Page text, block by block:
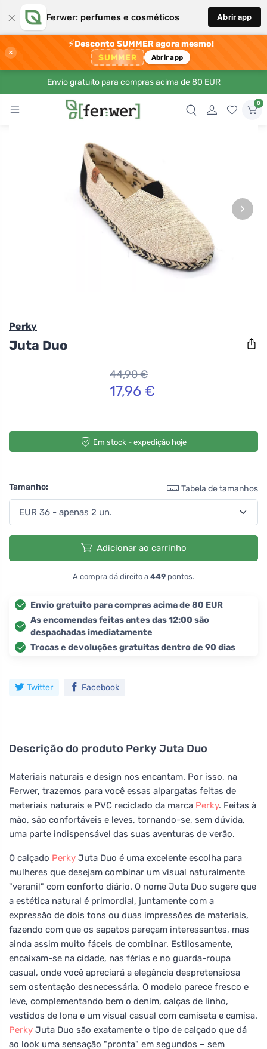
× Ferwer: perfumes e cosméticos Abrir app
×
⚡Desconto SUMMER agora mesmo!
SUMMER Abrir app
Envio gratuito para compras acima de 80 EUR
0
›
Descrição do produto Perky Juta Duo
Materiais naturais e design nos encantam. Por isso, na
Ferwer, trazemos para você essas alpargatas feitas de
materiais naturais e PVC reciclado da marca Perky. Feitas à
mão, são confortáveis e leves, tornando-se, sem dúvida,
uma parte indispensável das suas aventuras de verão.
O calçado Perky Juta Duo é uma excelente escolha para
mulheres que desejam combinar um visual naturalmente
"veranil" com conforto diário. O nome Juta Duo sugere que
a estética natural é primordial, juntamente com a
expressão de dois tons ou duas impressões de materiais,
fazendo com que os sapatos pareçam interessantes, mas
ainda assim muito fáceis de combinar. Estilosamente,
encaixam-se na cidade, nas férias e no guarda-roupa
casual, onde você apreciará a elegância despretensiosa
sem ostentação desnecessária. O modelo parece fresco e
leve, complementando bem o denim, calças de linho,
vestidos de lona e um visual casual com camiseta e camisa.
Perky Juta Duo são exatamente o tipo de calçado que dá
ao look uma sensação "pronta" em segundos – sem
Perky
Juta Duo
44,90 €
17,96 €
Em stock - expedição hoje
Tamanho: Tabela de tamanhos
Adicionar ao carrinho
A compra dá direito a 449 pontos.
Envio gratuito para compras acima de 80 EUR
As encomendas feitas antes das 12:00 são
despachadas imediatamente
Trocas e devoluções gratuitas dentro de 90 dias
Twitter Facebook